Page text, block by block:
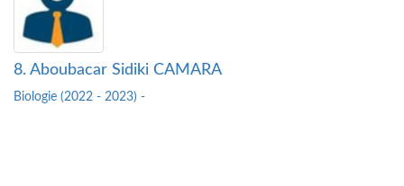
8. Aboubacar Sidiki CAMARA
Biologie (2022 - 2023) -